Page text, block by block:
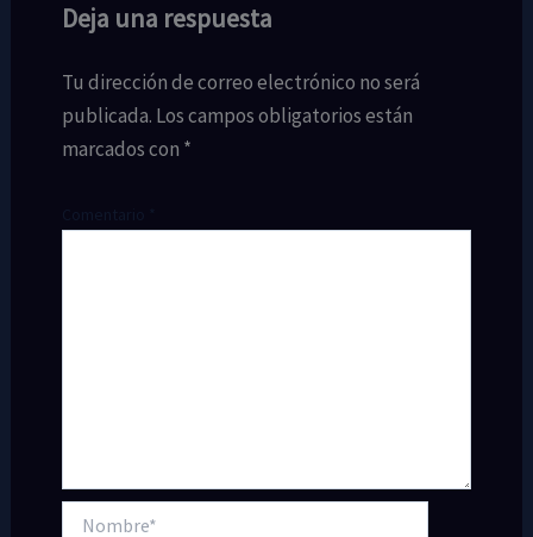
Deja una respuesta
Tu dirección de correo electrónico no será
publicada. Los campos obligatorios están
marcados con *